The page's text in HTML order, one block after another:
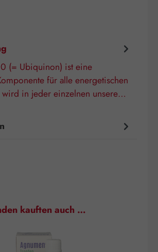
(= Ubiquinon) ist eine
für alle energetischen
wird in jeder einzelnen unsere…
kauften auch …